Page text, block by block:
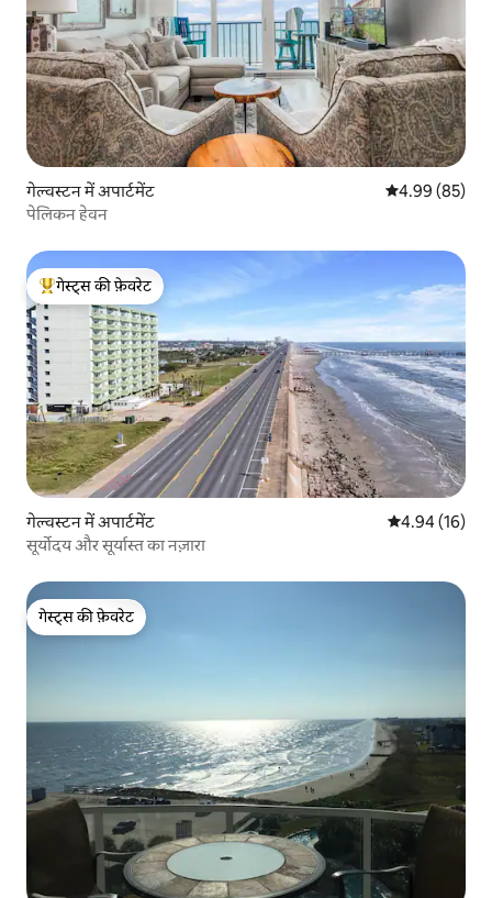
गेल्वस्टन में अपार्टमेंट औसत रेटिंग 5 में
4.99 (85)
पेलिकन हेवन
गेस्ट्स का टॉप फ़ेवरेट
गेस्ट्स की फ़ेवरेट
गेल्वस्टन में अपार्टमेंट औसत रेटिंग 5 में
4.94 (16)
सूर्योदय और सूर्यास्त का नज़ारा
गेस्ट्स की फ़ेवरेट
गेस्ट्स की फ़ेवरेट